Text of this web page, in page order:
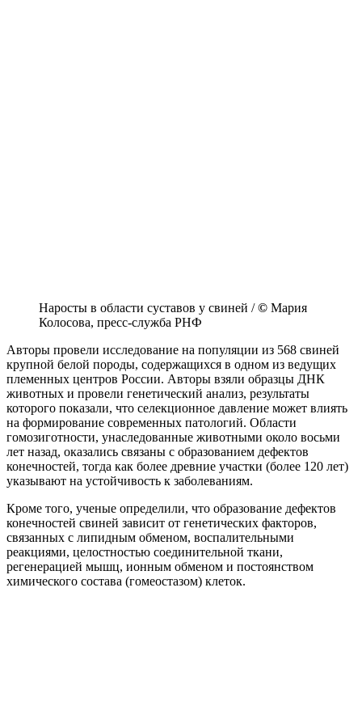
Наросты в области суставов у свиней /© Мария
Колосова, пресс-служба РНФ
Авторы провели исследование на популяции из 568 свиней
крупной белой породы, содержащихся в одном из ведущих
племенных центров России. Авторы взяли образцы ДНК
животных и провели генетический анализ, результаты
которого показали, что селекционное давление может влиять
на формирование современных патологий. Области
гомозиготности, унаследованные животными около восьми
лет назад, оказались связаны с образованием дефектов
конечностей, тогда как более древние участки (более 120 лет)
указывают на устойчивость к заболеваниям.
Кроме того, ученые определили, что образование дефектов
конечностей свиней зависит от генетических факторов,
связанных с липидным обменом, воспалительными
реакциями, целостностью соединительной ткани,
регенерацией мышц, ионным обменом и постоянством
химического состава (гомеостазом) клеток.